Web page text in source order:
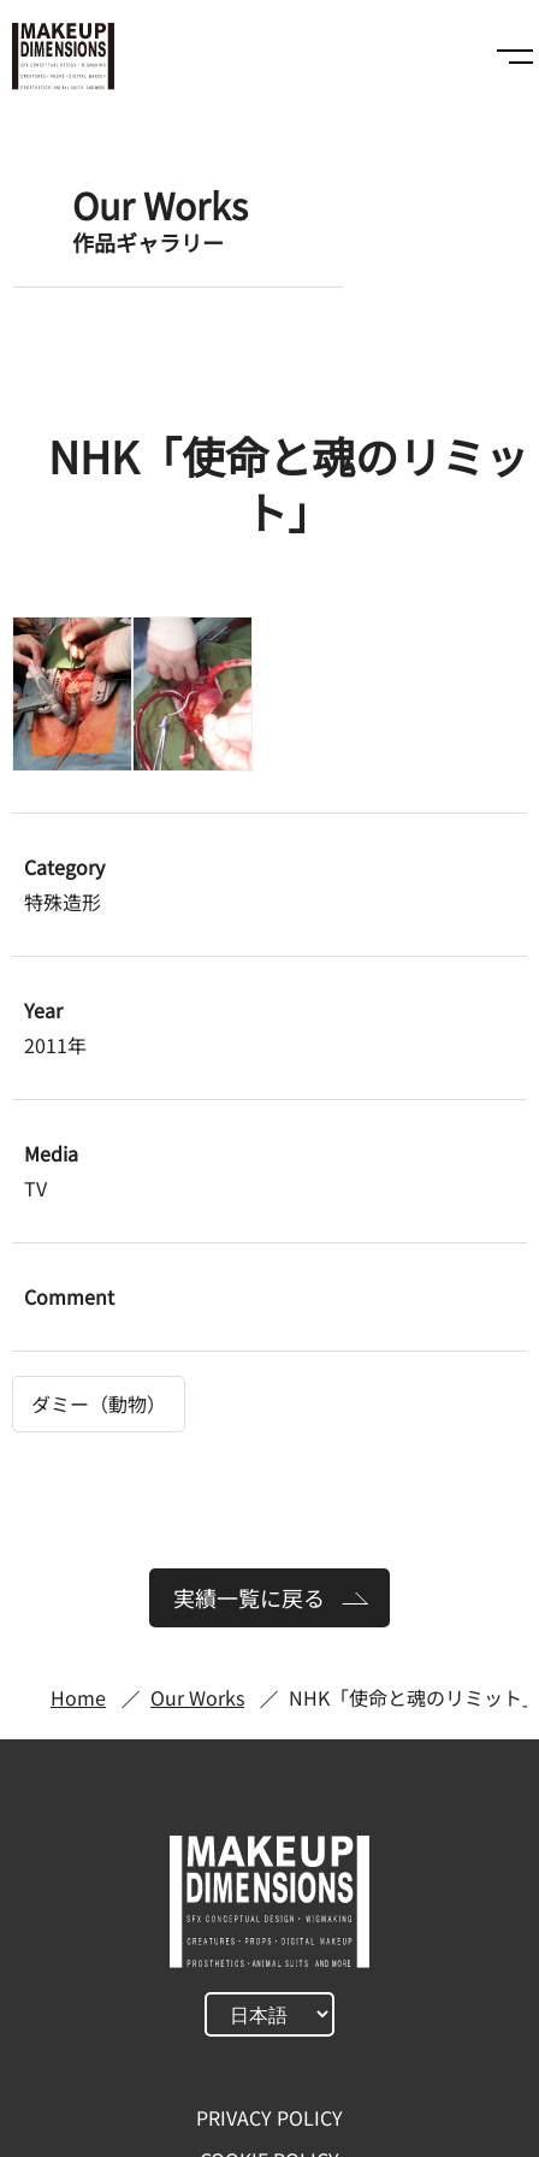
Our Works
作品ギャラリー
NHK「使命と魂のリミッ
ト」
Category
特殊造形
Year
2011年
Media
TV
Comment
ダミー（動物）
実績一覧に戻る
Home Our Works NHK「使命と魂のリミット
PRIVACY POLICY